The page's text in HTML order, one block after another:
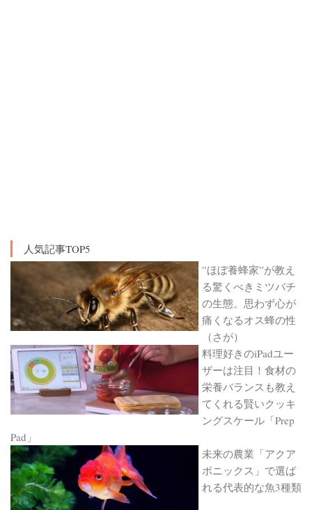
人気記事TOP5
”ほぼ養蜂家”が教え
る驚くべきミツバチ
の生態。思わず心が
痛くなるオス蜂の性
（さが）
料理好きのiPadユー
ザーは注目！食材の
栄養バランスも教え
てくれる賢いクッキ
ングスケール「Prep
Pad」
未来の農業「アクア
ポニックス」で選ば
れる代表的な魚3種類